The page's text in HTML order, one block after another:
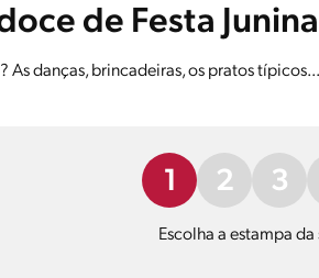
de Festa
danças, brincadeiras, os pratos
1 2 3
Escolha a estampa da